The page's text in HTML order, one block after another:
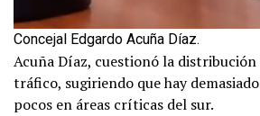
Concejal Edgardo Acuña Díaz.
Acuña Díaz, cuestionó la distribución
tráfico, sugiriendo que hay
pocos en áreas críticas del sur.